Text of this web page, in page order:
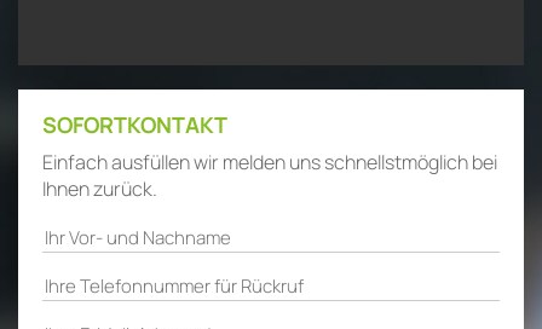
SOFORTKONTAKT
Einfach ausfüllen wir melden uns schnellstmöglich bei
Ihnen zurück.